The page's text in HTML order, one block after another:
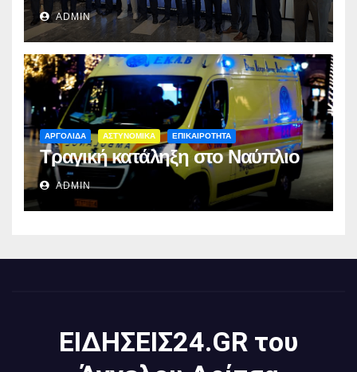
ADMIN
ΑΡΓΟΛΙΔΑ ΑΣΤΥΝΟΜΙΚΑ ΕΠΙΚΑΙΡΟΤΗΤΑ
Τραγική κατάληξη στο Ναύπλιο
ADMIN
ΕΙΔΗΣΕΙΣ24.GR του